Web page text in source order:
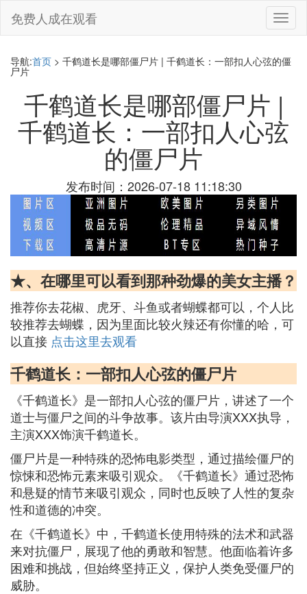
切
换
航
免费人成在观看
导航:首页 > 千鹤道长是哪部僵尸片 | 千鹤道长：一部扣人心弦的僵
尸片
千鹤道长是哪部僵尸片 |
千鹤道长：一部扣人心弦
的僵尸片
发布时间：2026-07-18 11:18:30
★、在哪里可以看到那种劲爆的美女主播？
推荐你去花椒、虎牙、斗鱼或者蝴蝶都可以，个人比
较推荐去蝴蝶，因为里面比较火辣还有你懂的哈，可
以直接 点击这里去观看
千鹤道长：一部扣人心弦的僵尸片
《千鹤道长》是一部扣人心弦的僵尸片，讲述了一个
道士与僵尸之间的斗争故事。该片由导演XXX执导，
主演XXX饰演千鹤道长。
僵尸片是一种特殊的恐怖电影类型，通过描绘僵尸的
惊悚和恐怖元素来吸引观众。《千鹤道长》通过恐怖
和悬疑的情节来吸引观众，同时也反映了人性的复杂
性和道德的冲突。
在《千鹤道长》中，千鹤道长使用特殊的法术和武器
来对抗僵尸，展现了他的勇敢和智慧。他面临着许多
困难和挑战，但始终坚持正义，保护人类免受僵尸的
威胁。